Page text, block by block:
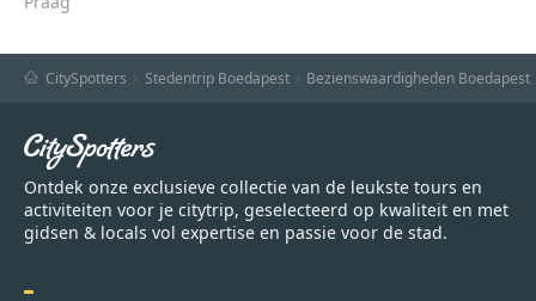
CitySpotters Stedentrip Boedapest Bezienswaardigheden Boedapest
Ontdek onze exclusieve collectie van de leukste tours en
activiteiten voor je citytrip, geselecteerd op kwaliteit en met
gidsen & locals vol expertise en passie voor de stad.